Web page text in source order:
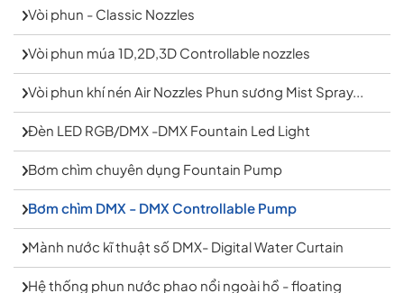
Vòi phun - Classic Nozzles
Vòi phun múa 1D,2D,3D Controllable nozzles
Vòi phun khí nén Air Nozzles Phun sương Mist Spray...
Đèn LED RGB/DMX -DMX Fountain Led Light
Bơm chìm chuyên dụng Fountain Pump
Bơm chìm DMX - DMX Controllable Pump
Mành nước kĩ thuật số DMX- Digital Water Curtain
Hệ thống phun nước phao nổi ngoài hồ - floating